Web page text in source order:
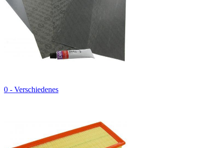
0 - Verschiedenes